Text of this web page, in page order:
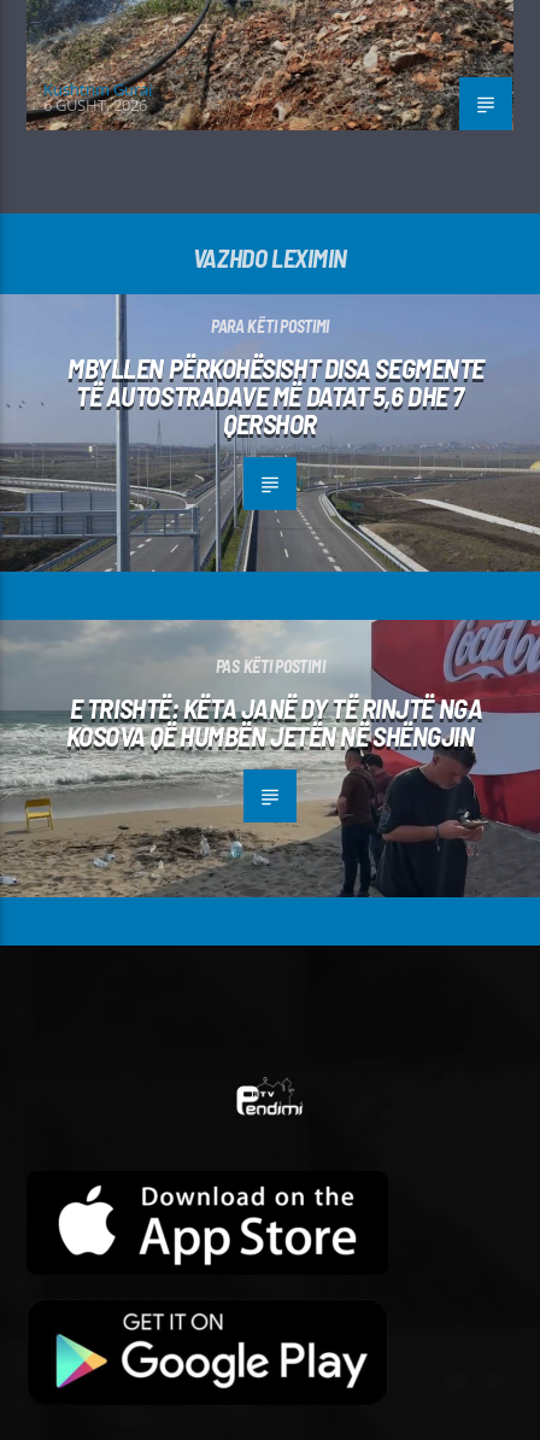
Kushtrim Guraj
6 GUSHT, 2026
VAZHDO LEXIMIN
PARA KËTI POSTIMI
MBYLLEN PËRKOHËSISHT DISA SEGMENTE
TË AUTOSTRADAVE MË DATAT 5,6 DHE 7
QERSHOR
PAS KËTI POSTIMI
E TRISHTË: KËTA JANË DY TË RINJTË NGA
KOSOVA QË HUMBËN JETËN NË SHËNGJIN